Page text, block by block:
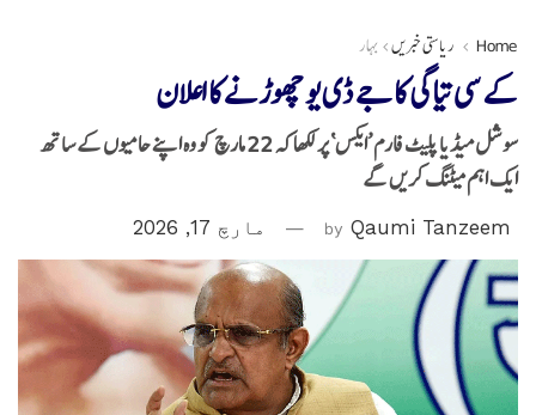
Home ریاستی خبریں بہار
کے سی تیاگی کا جے ڈی یو چھوڑنے کا اعلان
سوشل میڈیا پلیٹ فارم ’ایکس‘ پر لکھا کہ 22 مارچ کو وہ اپنے حامیوں کے ساتھ
ایک اہم میٹنگ کریں گے
by Qaumi Tanzeem مارچ 17, 2026